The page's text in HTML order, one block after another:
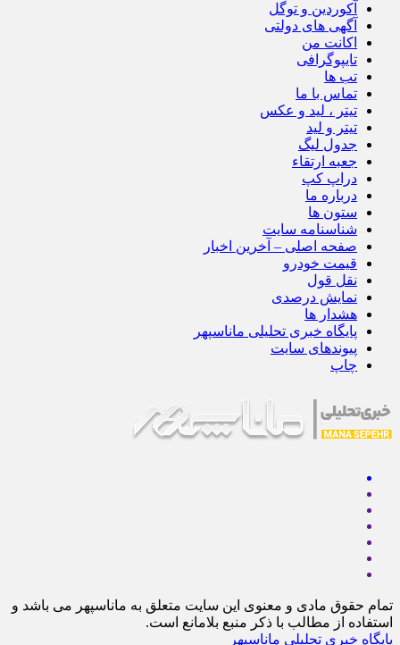
آکوردین و توگل
آگهی های دولتی
اکانت من
تایپوگرافی
تب ها
تماس با ما
تیتر ، لید و عکس
تیتر و لید
جدول لیگ
جعبه ارتقاء
دراپ کپ
درباره ما
ستون ها
شناسنامه سایت
صفحه اصلی – آخرین اخبار
قیمت خودرو
نقل قول
نمایش درصدی
هشدار ها
پایگاه خبری تحلیلی ماناسپهر
پیوندهای سایت
چاپ
تمام حقوق مادی و معنوی این سایت متعلق به ماناسپهر می باشد و
استفاده از مطالب با ذکر منبع بلامانع است.
پایگاه خبری تحلیلی ماناسپهر